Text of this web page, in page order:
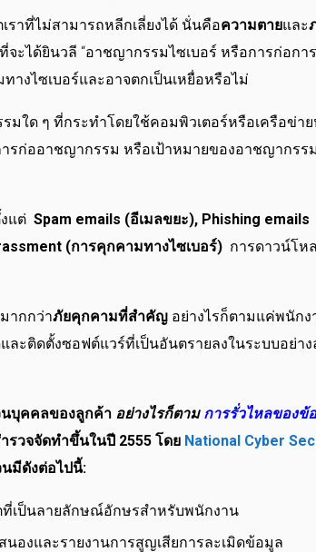
ราที่ไม่สามารถหลีกเลี่ยงได้ นั่นคือความตายและ
จะได้ยินวลี “อาชญากรรมไซเบอร์ หรือการก่อกา
งไซเบอร์และอาจตกเป็นเหยื่อหรือไม่
ใด ๆ ที่กระทำโดยใช้คอมพิวเตอร์หรือเครือข่
ก่ออาชญากรรม หรือเป้าหมายของอาชญากรร
แต่ Spam emails (อีเมลขยะ), Phishing
(การคุกคามทางไซเบอร์) การดาวน์โห
ากกว่าภัยคุกคามที่สำคัญ อย่างไรก็ตามแค่พนักง
ละติดตั้งซอฟต์แวร์ที่เป็นอันตรายลงในระบบอย่
บุคคลของลูกค้า อย่างไรก็ตาม การรั่วไหลของข้
รวจจัดทำขึ้นในปี 2555 โดย National Cyber
นมีดังต่อไปนี้:
ที่เป็นลายลักษณ์อักษรสำหรับพนักงาน
องและรายงานการสูญเสียการละเมิดข้อมูล